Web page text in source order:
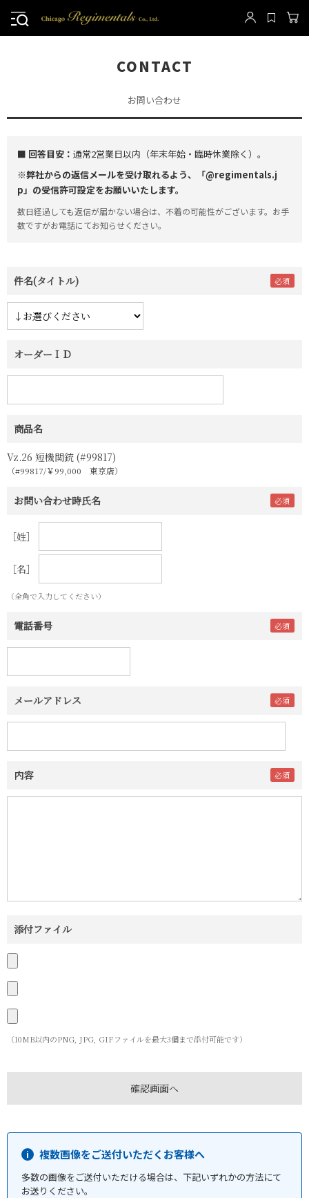
CONTACT
お問い合わせ
■ 回答目安： 通常2営業日以内（年末年始・臨時休業除く）。
※弊社からの返信メールを受け取れるよう、「@regimentals.j
p」の受信許可設定をお願いいたします。
数日経過しても返信が届かない場合は、不着の可能性がございます。お手
数ですがお電話にてお知らせください。
件名(タイトル)
オーダーＩＤ
商品名
Vz.26 短機関銃 (#99817)
（#99817/￥99,000 東京店）
お問い合わせ時氏名
［姓］
［名］
（全角で入力してください）
電話番号
メールアドレス
内容
添付ファイル
（10MB以内のPNG, JPG, GIFファイルを最大3個まで添付可能です）
複数画像をご送付いただくお客様へ
多数の画像をご送付いただける場合は、下記いずれかの方法にて
お送りください。